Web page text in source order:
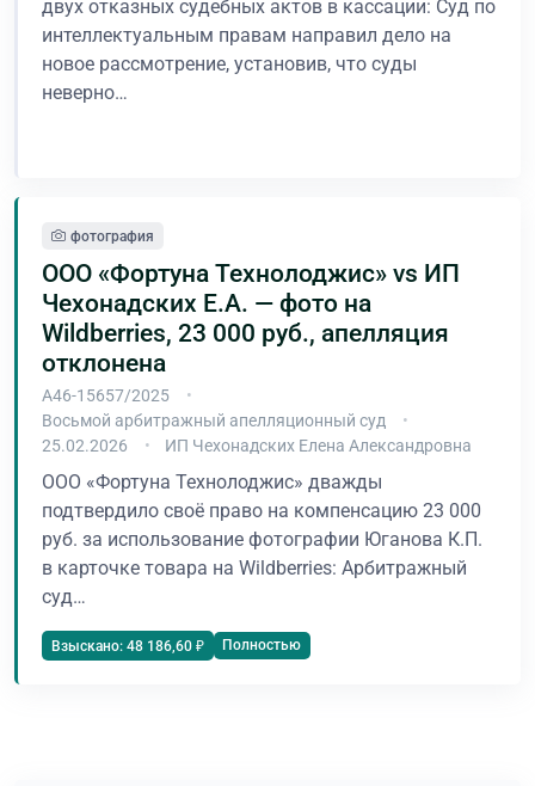
двух отказных судебных актов в кассации: Суд по
интеллектуальным правам направил дело на
новое рассмотрение, установив, что суды
неверно…
фотография
ООО «Фортуна Технолоджис» vs ИП
Чехонадских Е.А. — фото на
Wildberries, 23 000 руб., апелляция
отклонена
А46-15657/2025
Восьмой арбитражный апелляционный суд
25.02.2026
ИП Чехонадских Елена Александровна
ООО «Фортуна Технолоджис» дважды
подтвердило своё право на компенсацию 23 000
руб. за использование фотографии Юганова К.П.
в карточке товара на Wildberries: Арбитражный
суд…
Взыскано: 48 186,60 ₽ Полностью